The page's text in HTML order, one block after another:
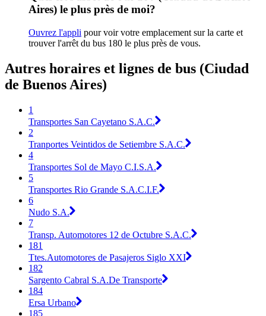
Aires) le plus près de moi?
Ouvrez l'appli pour voir votre emplacement sur la carte et
trouver l'arrêt du bus 180 le plus près de vous.
Autres horaires et lignes de bus (Ciudad
de Buenos Aires)
1
Transportes San Cayetano S.A.C.
2
Tranportes Veintidos de Setiembre S.A.C.
4
Transportes Sol de Mayo C.I.S.A.
5
Transportes Rio Grande S.A.C.I.F.
6
Nudo S.A.
7
Transp. Automotores 12 de Octubre S.A.C.
181
Ttes.Automotores de Pasajeros Siglo XXI
182
Sargento Cabral S.A.De Transporte
184
Ersa Urbano
185